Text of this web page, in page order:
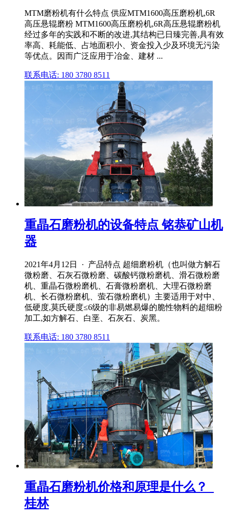
MTM磨粉机有什么特点 供应MTM1600高压磨粉机,6R
高压悬辊磨粉 MTM1600高压磨粉机,6R高压悬辊磨粉机
经过多年的实践和不断的改进,其结构已日臻完善,具有效
率高、耗能低、占地面积小、资金投入少及环境无污染
等优点。因而广泛应用于冶金、建材 ...
联系电话: 180 3780 8511
重晶石磨粉机的设备特点 铭恭矿山机
器
2021年4月12日 · 产品特点 超细磨粉机（也叫做方解石
微粉磨、石灰石微粉磨、碳酸钙微粉磨机、滑石微粉磨
机、重晶石微粉磨机、石膏微粉磨机、大理石微粉磨
机、长石微粉磨机、萤石微粉磨机）主要适用于对中、
低硬度,莫氏硬度≤6级的非易燃易爆的脆性物料的超细粉
加工,如方解石、白垩、石灰石、炭黑。
联系电话: 180 3780 8511
重晶石磨粉机价格和原理是什么？_
桂林